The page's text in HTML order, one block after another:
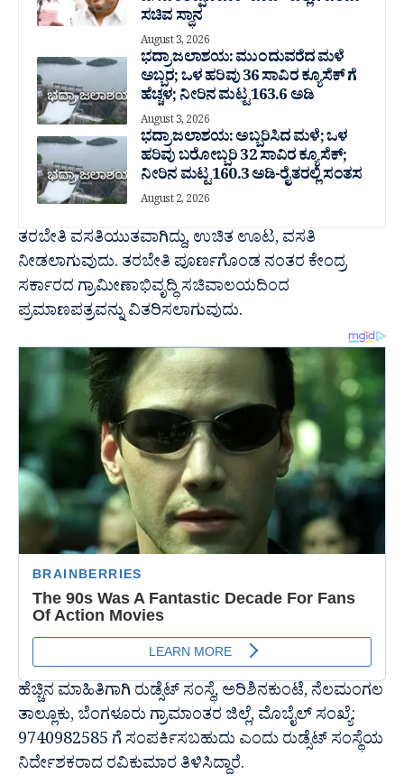
ಸಚಿವ ಸ್ಥಾನ
August 3, 2026
ಭದ್ರಾ ಜಲಾಶಯ: ಮುಂದುವರೆದ ಮಳೆ
ಅಬ್ಬರ; ಒಳ ಹರಿವು 36 ಸಾವಿರ‌ ಕ್ಯೂಸೆಕ್ ಗೆ
ಹೆಚ್ಚಳ; ನೀರಿನ ಮಟ್ಟ 163.6 ಅಡಿ
August 3, 2026
ಭದ್ರಾ ಜಲಾಶಯ: ಅಬ್ಬರಿಸಿದ ಮಳೆ; ಒಳ
ಹರಿವು ಬರೋಬ್ಬರಿ 32 ಸಾವಿರ‌ ಕ್ಯೂಸೆಕ್;
ನೀರಿನ ಮಟ್ಟ 160.3 ಅಡಿ-ರೈತರಲ್ಲಿ ಸಂತಸ
August 2, 2026
ತರಬೇತಿ ವಸತಿಯುತವಾಗಿದ್ದು, ಉಚಿತ ಊಟ, ವಸತಿ
ನೀಡಲಾಗುವುದು. ತರಬೇತಿ ಪೂರ್ಣಗೊಂಡ ನಂತರ ಕೇಂದ್ರ
ಸರ್ಕಾರದ ಗ್ರಾಮೀಣಾಭಿವೃದ್ಧಿ ಸಚಿವಾಲಯದಿಂದ
ಪ್ರಮಾಣಪತ್ರವನ್ನು ವಿತರಿಸಲಾಗುವುದು.
ಹೆಚ್ಚಿನ ಮಾಹಿತಿಗಾಗಿ ರುಡ್ಸೆಟ್ ಸಂಸ್ಥೆ, ಅರಿಶಿನಕುಂಟೆ, ನೆಲಮಂಗಲ
ತಾಲ್ಲೂಕು, ಬೆಂಗಳೂರು ಗ್ರಾಮಾಂತರ ಜಿಲ್ಲೆ, ಮೊಬೈಲ್ ಸಂಖ್ಯೆ:
9740982585 ಗೆ ಸಂಪರ್ಕಿಸಬಹುದು ಎಂದು ರುಡ್ಸೆಟ್ ಸಂಸ್ಥೆಯ
ನಿರ್ದೇಶಕರಾದ ರವಿಕುಮಾರ ತಿಳಿಸಿದ್ದಾರೆ.